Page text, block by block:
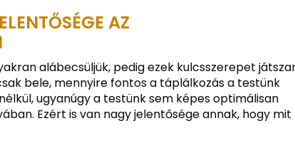
AZ
alábecsüljük, pedig ezek kulcsszerepet
bele, mennyire fontos a táplálkozás a testünk
ugyanúgy a testünk sem képes optimálisan
Ezért is van nagy jelentősége annak, hogy mit